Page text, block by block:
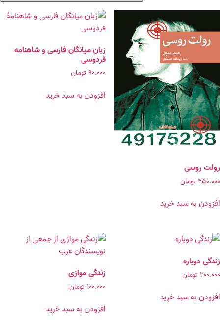
رولت روسی
۴۵۰.۰۰۰ تومان
افزودن به سبد خرید
زبان میانگان فارسی و شاهنامه
فردوسی
۹۰.۰۰۰ تومان
افزودن به سبد خرید
زندگی دوباره
۲۰۰.۰۰۰ تومان
افزودن به سبد خرید
زندگی موازی
۱۰۰.۰۰۰ تومان
افزودن به سبد خرید